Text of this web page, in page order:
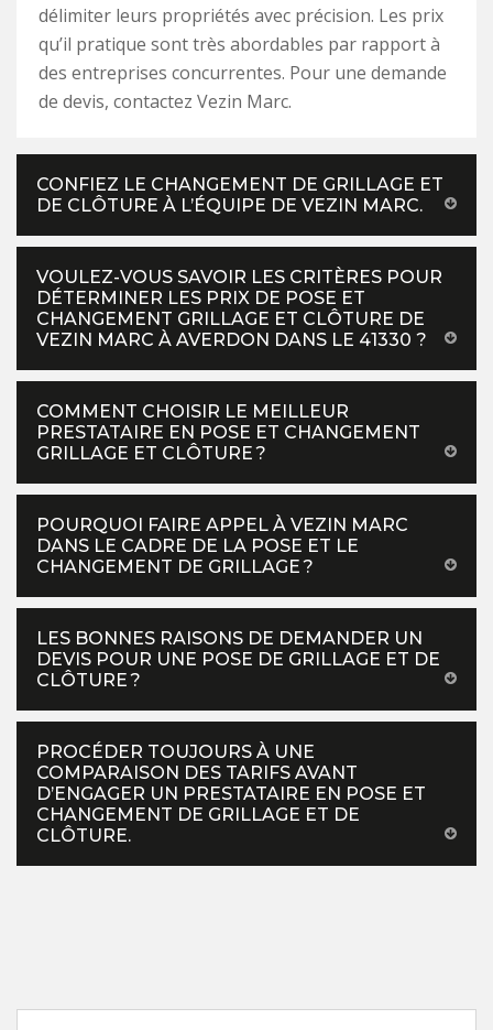
délimiter leurs propriétés avec précision. Les prix
qu’il pratique sont très abordables par rapport à
des entreprises concurrentes. Pour une demande
de devis, contactez Vezin Marc.
CONFIEZ LE CHANGEMENT DE GRILLAGE ET
DE CLÔTURE À L’ÉQUIPE DE VEZIN MARC.
VOULEZ-VOUS SAVOIR LES CRITÈRES POUR
DÉTERMINER LES PRIX DE POSE ET
CHANGEMENT GRILLAGE ET CLÔTURE DE
VEZIN MARC À AVERDON DANS LE 41330 ?
COMMENT CHOISIR LE MEILLEUR
PRESTATAIRE EN POSE ET CHANGEMENT
GRILLAGE ET CLÔTURE ?
POURQUOI FAIRE APPEL À VEZIN MARC
DANS LE CADRE DE LA POSE ET LE
CHANGEMENT DE GRILLAGE ?
LES BONNES RAISONS DE DEMANDER UN
DEVIS POUR UNE POSE DE GRILLAGE ET DE
CLÔTURE ?
PROCÉDER TOUJOURS À UNE
COMPARAISON DES TARIFS AVANT
D’ENGAGER UN PRESTATAIRE EN POSE ET
CHANGEMENT DE GRILLAGE ET DE
CLÔTURE.